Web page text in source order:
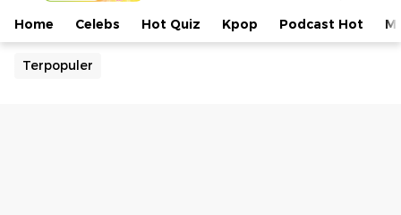
Home Celebs Hot Quiz Kpop Podcast Hot
Terpopuler